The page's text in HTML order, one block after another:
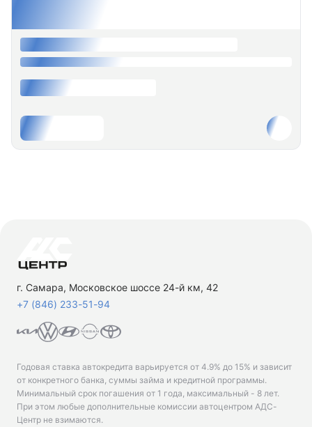
г. Самара, Московское шоссе 24-й км, 42
+7 (846) 233-51-94
Годовая ставка автокредита варьируется от 4.9% до 15% и зависит
от конкретного банка, суммы займа и кредитной программы.
Минимальный срок погашения от 1 года, максимальный - 8 лет.
При этом любые дополнительные комиссии автоцентром АДС-
Центр не взимаются.